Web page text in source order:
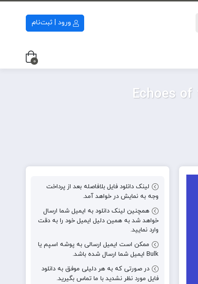
ورود | ثبت‌نام
0
لینک دانلود فایل بلافاصله بعد از پرداخت
وجه به نمایش در خواهد آمد.
همچنین لینک دانلود به ایمیل شما ارسال
خواهد شد به همین دلیل ایمیل خود را به دقت
وارد نمایید.
ممکن است ایمیل ارسالی به پوشه اسپم یا
Bulk ایمیل شما ارسال شده باشد.
در صورتی که به هر دلیلی موفق به دانلود
فایل مورد نظر نشدید با ما تماس بگیرید.